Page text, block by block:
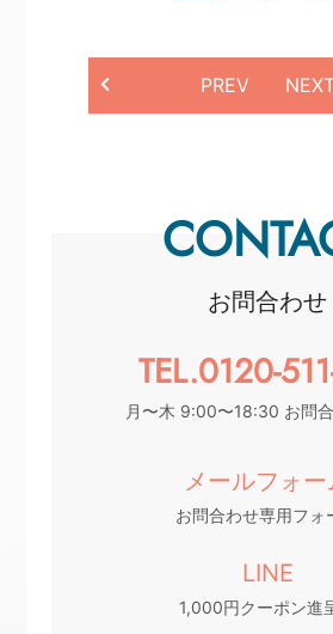
PREV
お問合わせ
TEL.0120-
月〜木 9:00〜18:30 お問
メールフォー
お問合わせ専用フォ
LINE
1,000円クーポン進